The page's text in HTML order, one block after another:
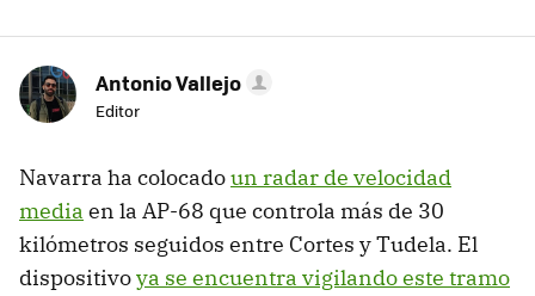
Antonio Vallejo
Editor
Navarra ha colocadoun radar de velocidad
media en la AP-68 que controla más de 30
kilómetros seguidos entre Cortes y Tudela. El
dispositivoya se encuentra vigilando este tramo